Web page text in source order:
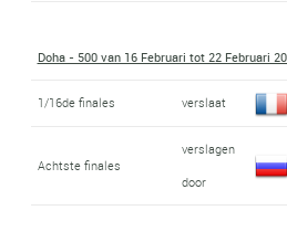
Doha - 500 van 16 Februari tot 22 Februari
1/16de finales verslaat
Achtste finales
verslagen
door